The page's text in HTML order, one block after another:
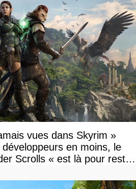
vues dans Skyrim »
en moins, le
Scrolls « est là pour rester